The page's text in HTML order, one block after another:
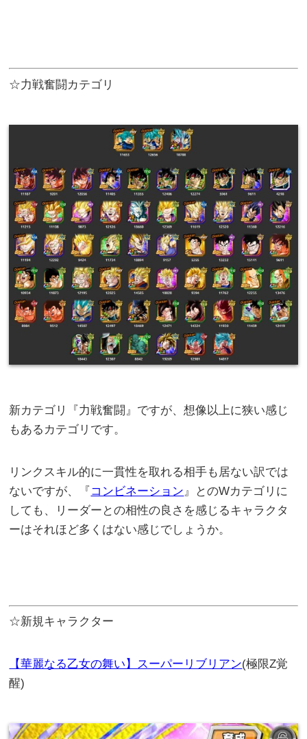
☆力戦奮闘カテゴリ
新カテゴリ『力戦奮闘』ですが、想像以上に狭い感じ
もあるカテゴリです。
リンクスキル的に一貫性を取れる相手も居ない訳では
ないですが、『 コンビネーション 』とのWカテゴリに
しても、リーダーとの相性の良さを感じるキャラクタ
ーはそれほど多くはない感じでしょうか。
☆新規キャラクター
【華麗なる乙女の舞い】スーパーリブリアン(極限Z覚
醒)